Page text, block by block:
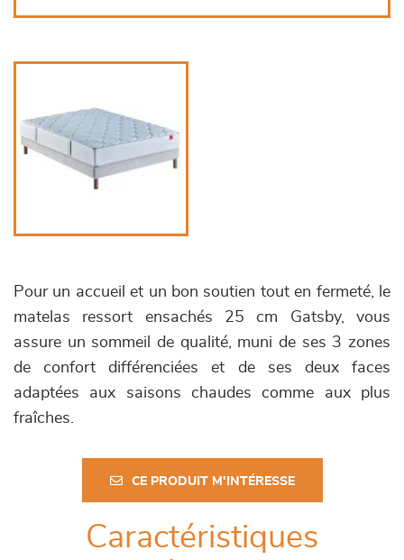
Pour un accueil et un bon soutien tout en fermeté, le
matelas ressort ensachés 25 cm Gatsby, vous
assure un sommeil de qualité, muni de ses 3 zones
de confort différenciées et de ses deux faces
adaptées aux saisons chaudes comme aux plus
fraîches.
CE PRODUIT M'INTÉRESSE
Caractéristiques